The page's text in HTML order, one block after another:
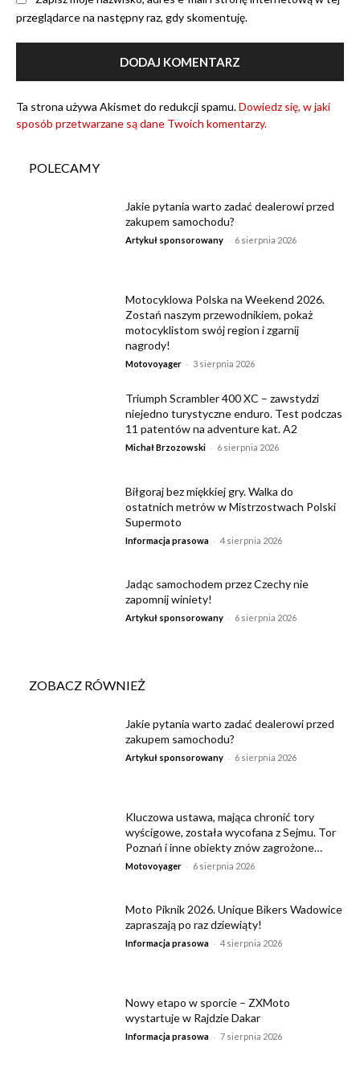
przeglądarce na następny raz, gdy skomentuję.
Ta strona używa Akismet do redukcji spamu.Dowiedz się, w jaki
sposób przetwarzane są dane Twoich komentarzy.
POLECAMY
Jakie pytania warto zadać dealerowi przed
zakupem samochodu?
Artykuł sponsorowany - 6 sierpnia 2026
Motocyklowa Polska na Weekend 2026.
Zostań naszym przewodnikiem, pokaż
motocyklistom swój region i zgarnij
nagrody!
Motovoyager - 3 sierpnia 2026
Triumph Scrambler 400 XC – zawstydzi
niejedno turystyczne enduro. Test podczas
11 patentów na adventure kat. A2
Michał Brzozowski - 6 sierpnia 2026
Biłgoraj bez miękkiej gry. Walka do
ostatnich metrów w Mistrzostwach Polski
Supermoto
Informacja prasowa - 4 sierpnia 2026
Jadąc samochodem przez Czechy nie
zapomnij winiety!
Artykuł sponsorowany - 6 sierpnia 2026
ZOBACZ RÓWNIEŻ
Jakie pytania warto zadać dealerowi przed
zakupem samochodu?
Artykuł sponsorowany - 6 sierpnia 2026
Kluczowa ustawa, mająca chronić tory
wyścigowe, została wycofana z Sejmu. Tor
Poznań i inne obiekty znów zagrożone…
Motovoyager - 6 sierpnia 2026
Moto Piknik 2026. Unique Bikers Wadowice
zapraszają po raz dziewiąty!
Informacja prasowa - 4 sierpnia 2026
Nowy etapo w sporcie – ZXMoto
wystartuje w Rajdzie Dakar
Informacja prasowa - 7 sierpnia 2026